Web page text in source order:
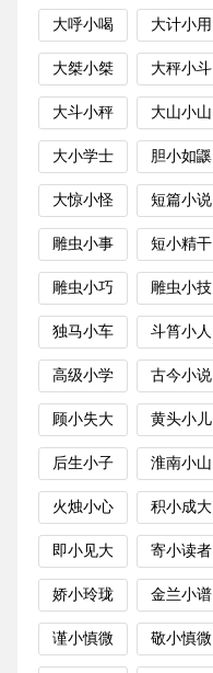
大呼小喝 大计小用
大桀小桀 大秤小斗
大斗小秤 大山小山
大小学士 胆小如鼷
大惊小怪 短篇小说
雕虫小事 短小精干
雕虫小巧 雕虫小技
独马小车 斗筲小人
高级小学 古今小说
顾小失大 黄头小儿
后生小子 淮南小山
火烛小心 积小成大
即小见大 寄小读者
娇小玲珑 金兰小谱
谨小慎微 敬小慎微